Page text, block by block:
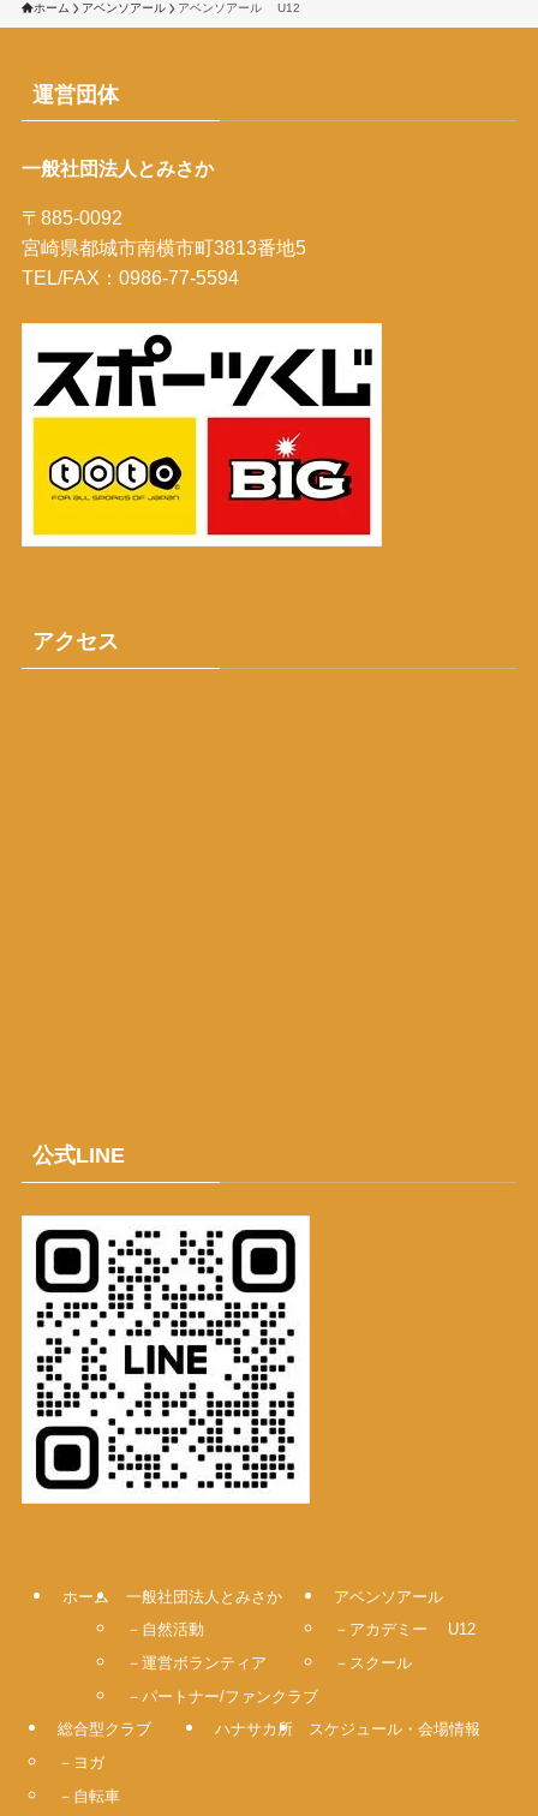
ホーム アベンソアール アベンソアール U12
運営団体
一般社団法人とみさか
〒885-0092
宮崎県都城市南横市町3813番地5
TEL/FAX：0986-77-5594
アクセス
公式LINE
ホーム
一般社団法人とみさか
－自然活動
－運営ボランティア
－パートナー/ファンクラブ
アベンソアール
－アカデミー U12
－スクール
総合型クラブ
－ヨガ
－自転車
ハナサカ所 スケジュール・会場情報